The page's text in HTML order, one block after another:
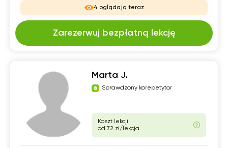
4 oglądają teraz
Zarezerwuj bezpłatną lekcję
Marta J.
Sprawdzony korepetytor
Koszt lekcji
od 72 zł/lekcja